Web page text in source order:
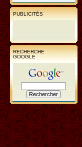
PUBLICITÉS
RECHERCHE
GOOGLE